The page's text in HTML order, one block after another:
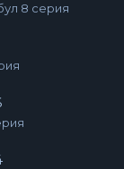
8 серия